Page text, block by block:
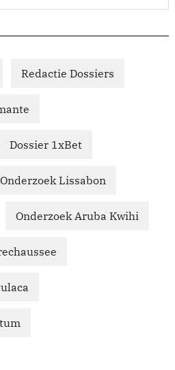
Redactie Dossiers
Dossier 1xBet
Onderzoek Lissabon
Onderzoek Aruba Kwihi